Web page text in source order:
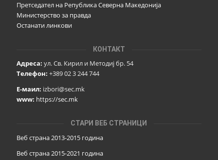
Претседател на Република Северна Македонија
Министерство за правда
Останати линкови
КОНТАКТ
Адреса: ул. Св. Кирил и Методиј бр. 54
Телефон: +389 02 3 244 744
Е-маил: izbori@sec.mk
www: https://sec.mk
СТАРИ ВЕБ СТРАНИЦИ
Веб страна 2013-2015 година
Веб страна 2015-2021 година